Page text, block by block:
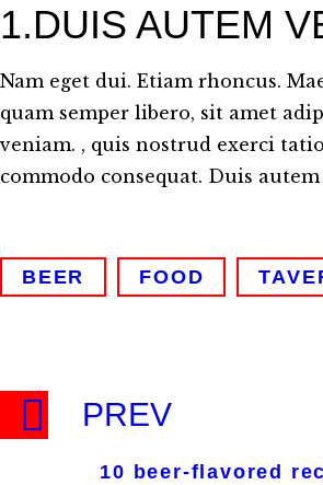
1.DUIS AUTEM
Nam eget dui. Etiam rhoncus.
quam semper libero, sit amet
veniam. , quis nostrud exerci
commodo consequat. Duis
BEER FOOD
PREV
10 beer-flavored